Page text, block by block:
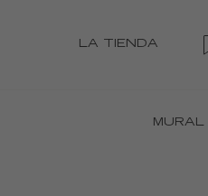
LA TIENDA
MURAL